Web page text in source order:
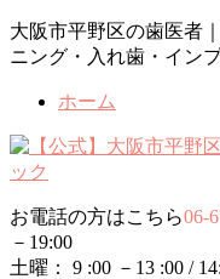
コ
ン
ツ
に
移
動
ナ
ビ
シ
ョ
ン
に
移
動
大阪市平野区の歯医者
ニング・入れ歯・イン
ホーム
お電話の方はこちら06-
－19:00
土曜： 9 :00 －13 :00 /